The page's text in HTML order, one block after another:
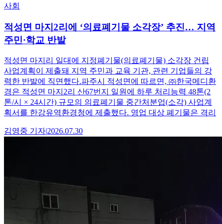
사회
적성면 마지2리에 ‘의료폐기물 소각장’ 추진… 지역
주민·학교 반발
적성면 마지리 일대에 지정폐기물(의료폐기물) 소각장 건립
사업계획이 제출돼 지역 주민과 교육 기관, 관련 기업들의 강
력한 반발에 직면했다.파주시 적성면에 따르면, ㈜한국메디환
경은 적성면 마지2리 산67번지 일원에 하루 처리능력 48톤(2
톤/시 × 24시간) 규모의 의료폐기물 중간처분업(소각) 사업계
획서를 한강유역환경청에 제출했다. 영업 대상 폐기물은 격리
김영중 기자|2026.07.30